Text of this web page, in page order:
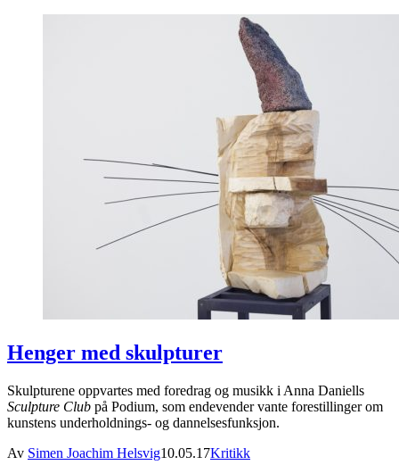
Henger med skulpturer
Skulpturene oppvartes med foredrag og musikk i Anna Daniells
Sculpture Club på Podium, som endevender vante forestillinger om
kunstens underholdnings- og dannelsesfunksjon.
Av Simen Joachim Helsvig10.05.17Kritikk